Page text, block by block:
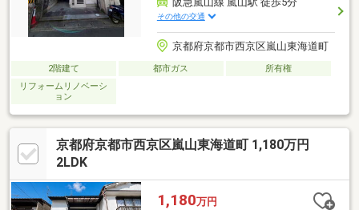
その他の交通
京都府京都市西京区嵐山東海道町
2階建て 都市ガス
所有権
リフォームリノベーシ
ョン
京都府京都市西京区嵐山東海道町 1,180万円
2LDK
1,180万円